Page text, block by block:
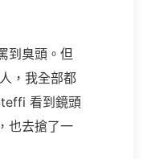
到臭頭。但
，我全部都
看到鏡頭
也去搶了一